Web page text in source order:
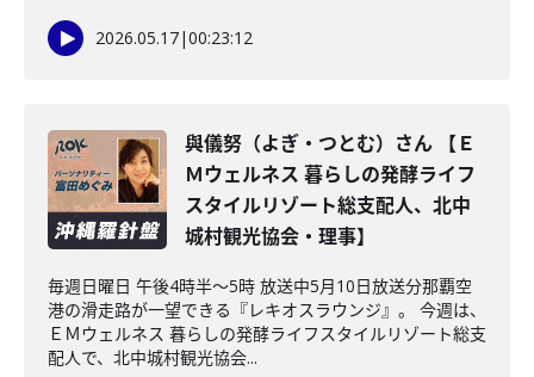
2026.05.17|00:23:12
與儀努（よぎ・つとむ）さん 【Ｅ
Ｍウェルネス 暮らしの発酵ライフ
スタイルリゾート総支配人、北中
城村観光協会・理事】
毎週日曜日 午後4時半～5時 放送中5月10日放送分那覇空
港の滑走路が一望できる『レキオスラウンジ』。 今週は、
ＥＭウェルネス 暮らしの発酵ライフスタイルリゾート総支
配人で、北中城村観光協会...